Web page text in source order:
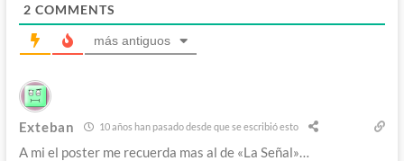
2 COMMENTS
más antiguos
Exteban 10 años han pasado desde que se escribió esto
A mi el poster me recuerda mas al de «La Señal»…